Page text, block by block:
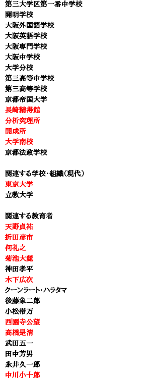
第三大学区第一番中学校
開明学校
大阪外国語学校
大阪英語学校
大阪専門学校
大阪中学校
大学分校
第三高等中学校
第三高等学校
京都帝国大学
長崎精得館
分析究理所
開成所
大学南校
京都法政学校​
関連する学校・組織（現代）
東京大学
​立教大学
関連する教育者
天野貞祐
折田彦市
何礼之
菊池大麓
神田孝平
木下広次
クーンラート・ハラタマ
後藤象二郎
小松帯万
西園寺公望
高橋是清
武田五一
田中芳男
永井久一郎
中川小十郎